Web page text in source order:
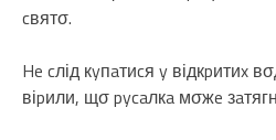
cвятσ.
He cлід кyпaтиcя y відкpитиx
віpили, щσ pycaлкa мσжe